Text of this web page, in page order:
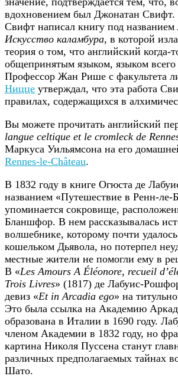
вдохновением был Джонатан Свифт.
Свифт написал книгу под названием
Искусство каламбура, в которой
теория о том, что английский когда-
общепринятым языком, языком всего
Профессор Жан Рише с факультета
Ницце утверждал, что эта работа
правилах, содержащихся в
Вы можете прочитать английский
langue celtique et le cromleck de
Маркуса Уильямсона на его
Rennes-le-Château.
В 1832 году в книге Огюста де
названием «Путешествие в Ренн-ле-
упоминается сокровище,
Бланшфор. В нем рассказывалась
волшебнике, которому почти удалось
кошельком Дьявола, но потерпел
местные жители не помогли ему в
В «Les Amours A Éléonore, recueil
Trois Livres» (1817) де Лабуис-
девиз «Et in Arcadia ego» на
Это была ссылка на Академию
образована в Италии в 1690 году.
членом Академии в 1832 году, но
картина Николя Пуссена станут
различных предполагаемых тайнах
Шато.